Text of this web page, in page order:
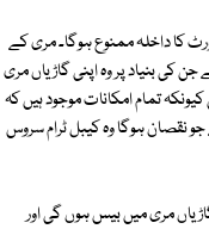
کا داخلہ ممنوع ہوگا۔ مری کے
کی بنیاد پر وہ اپنی گاڑیاں مری
تمام امکانات موجود ہیں کہ
نقصان ہوگا وہ کیبل ٹرام سروس
مری میں بیس ہوں گی اور